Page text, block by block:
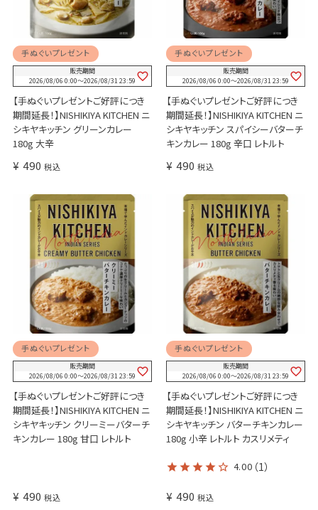
手ぬぐいプレゼント
販売期間
2026/08/06 0:00〜2026/08/31 23:59
【手ぬぐいプレゼントご好評につき
期間延長！】NISHIKIYA KITCHEN ニ
シキヤキッチン グリーンカレー
180g 大辛
¥ 490 税込
手ぬぐいプレゼント
販売期間
2026/08/06 0:00〜2026/08/31 23:59
【手ぬぐいプレゼントご好評につき
期間延長！】NISHIKIYA KITCHEN ニ
シキヤキッチン スパイシーバターチ
キンカレー 180g 辛口 レトルト
¥ 490 税込
手ぬぐいプレゼント
販売期間
2026/08/06 0:00〜2026/08/31 23:59
【手ぬぐいプレゼントご好評につき
期間延長！】NISHIKIYA KITCHEN ニ
シキヤキッチン クリーミーバターチ
キンカレー 180g 甘口 レトルト
¥ 490 税込
手ぬぐいプレゼント
販売期間
2026/08/06 0:00〜2026/08/31 23:59
【手ぬぐいプレゼントご好評につき
期間延長！】NISHIKIYA KITCHEN ニ
シキヤキッチン バターチキンカレー
180g 小辛 レトルト カスリメティ
4.00 （1）
¥ 490 税込